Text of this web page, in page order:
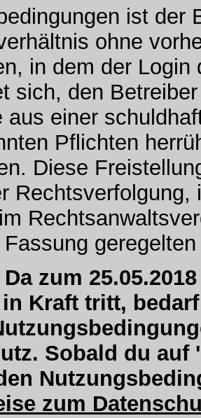
ist der
ohne
in dem der
sich, den
aus einer
Pflichten
Diese
zum
in Kraft tritt,
Sobald du
zum